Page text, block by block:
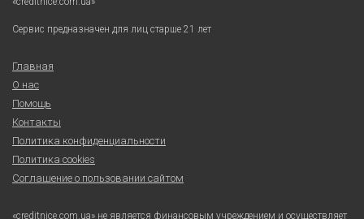
Сервис предназначен для лиц старше 21 лет
Главная
О нас
Помощь
Контакты
Политика конфиденциальности
Политика cookies
Соглашение о пользовании сайтом
«creditnice.com.ua» не является финансовым учреждением и осуществляет